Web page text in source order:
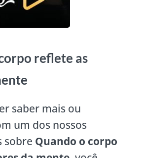
reflete as
saber mais ou
um dos nossos
sobre Quando o corpo